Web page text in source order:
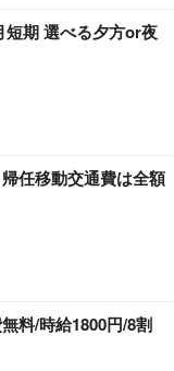
短期 選べる夕方or夜
任移動交通費は全額
料/時給1800円/8割